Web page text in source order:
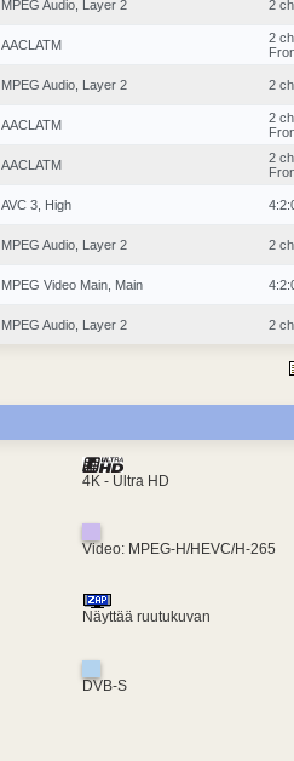
MPEG Audio, Layer 2 2
AACLATM
2
MPEG Audio, Layer 2 2
AACLATM
2
AACLATM
2
AVC 3, High
MPEG Audio, Layer 2 2
MPEG Video Main, Main
MPEG Audio, Layer 2 2
4K - Ultra HD
Video: MPEG-H/HEVC/H-265
Näyttää ruutukuvan
DVB-S